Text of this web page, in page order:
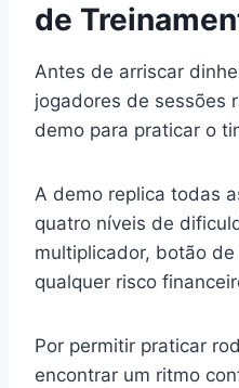
de
Antes de arriscar
jogadores de sessões
demo para praticar o
A demo replica todas
quatro níveis de
multiplicador, botão
qualquer risco
Por permitir praticar
encontrar um ritmo